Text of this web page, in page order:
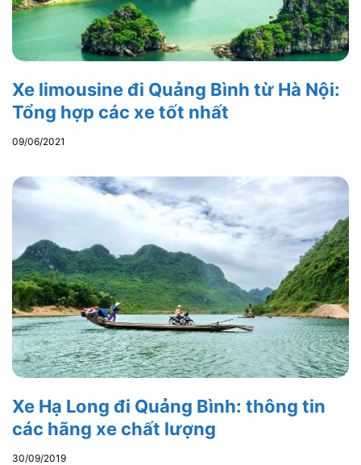
Xe limousine đi Quảng Bình từ Hà Nội:
Tổng hợp các xe tốt nhất
09/06/2021
Xe Hạ Long đi Quảng Bình: thông tin
các hãng xe chất lượng
30/09/2019